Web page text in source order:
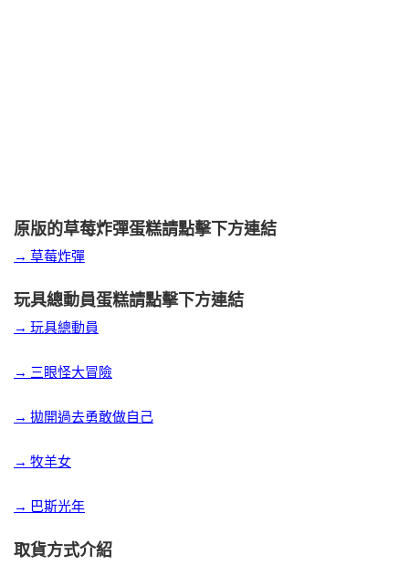
原版的草莓炸彈蛋糕請點擊下方連結
→ 草莓炸彈
玩具總動員蛋糕請點擊下方連結
→ 玩具總動員
→ 三眼怪大冒險
→ 拋開過去勇敢做自己
→ 牧羊女
→ 巴斯光年
取貨方式介紹